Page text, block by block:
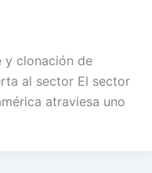
y clonación de
al sector El sector
atraviesa uno